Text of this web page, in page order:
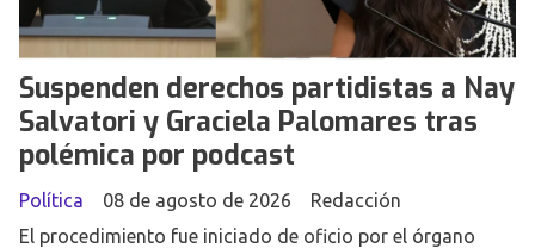
Suspenden derechos partidistas a Nay
Salvatori y Graciela Palomares tras
polémica por podcast
Redacción
Política
08 de agosto de 2026
El procedimiento fue iniciado de oficio por el órgano